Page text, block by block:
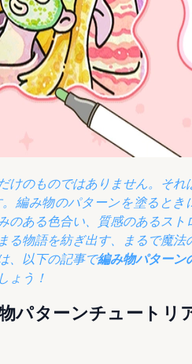
けのものではありません。それ
編み物のパターンを塗るとき
のある色合い、質感のあるスト
る物語を紡ぎ出す、まるで魔法
、以下の記事で編み物パターン
ょう！
パターンチュートリ